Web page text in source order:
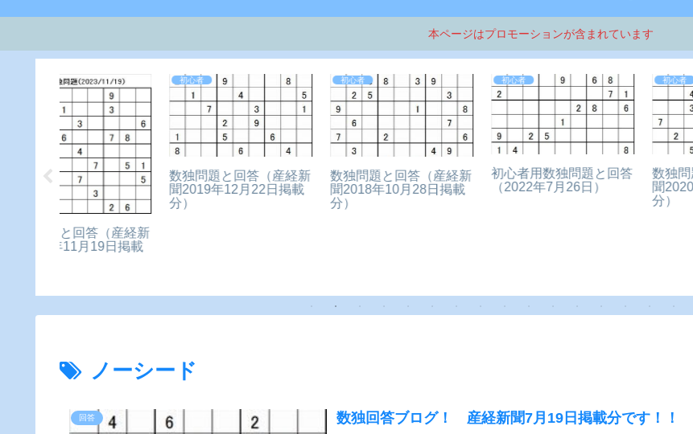
本ページはプロモーションが含まれています
産経新
初心者
数独問題と回答（産経新
聞2018年10月28日掲載
分）
初心者用数独問題と回答
（2022年7月26日）
初心者
数独問題と回答（産経新
聞2020年10月11日掲載
初心者
数独問題と回答（産経新
聞2023年2月5日掲載
ノーシード
回答 数独回答ブログ！ 産経新聞7月19日掲載分です！！